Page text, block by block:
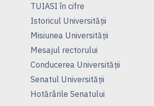
TUIASI în cifre
Istoricul Universităţii
Misiunea Universităţii
Mesajul rectorului
Conducerea Universităţii
Senatul Universității
Hotărârile Senatului